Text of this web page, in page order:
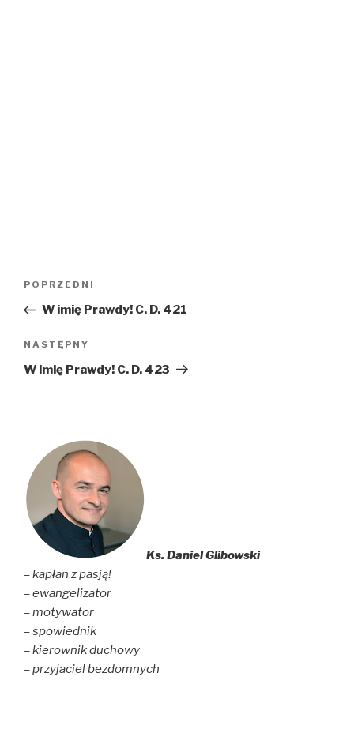
Poprzedni
wpis
POPRZEDNI
W imię Prawdy! C. D. 421
Następny
wpis
NASTĘPNY
W imię Prawdy! C. D. 423
Ks. Daniel Glibowski
– kapłan z pasją!
– ewangelizator
– motywator
– spowiednik
– kierownik duchowy
– przyjaciel bezdomnych